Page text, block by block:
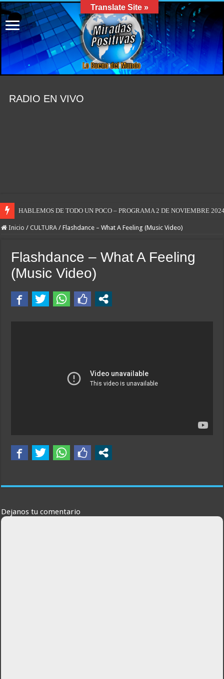
RADIO EN VIVO
HABLEMOS DE TODO UN POCO – PROGRAMA 2 DE NOVIEMBRE
Inicio / CULTURA / Flashdance – What A Feeling (Music Video)
Flashdance – What A Feeling
(Music Video)
Dejanos tu comentario
Translate Site »